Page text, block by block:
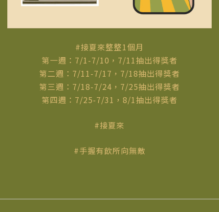
#接夏來整整1個月
第一週：7/1-7/10，7/11抽出得獎者
第二週：7/11-7/17，7/18抽出得獎者
第三週：7/18-7/24，7/25抽出得獎者
第四週：7/25-7/31，8/1抽出得獎者
#接夏來
#手握有飲所向無敵